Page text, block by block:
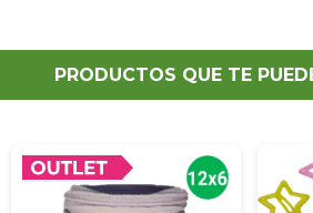
PRODUCTOS QUE TE